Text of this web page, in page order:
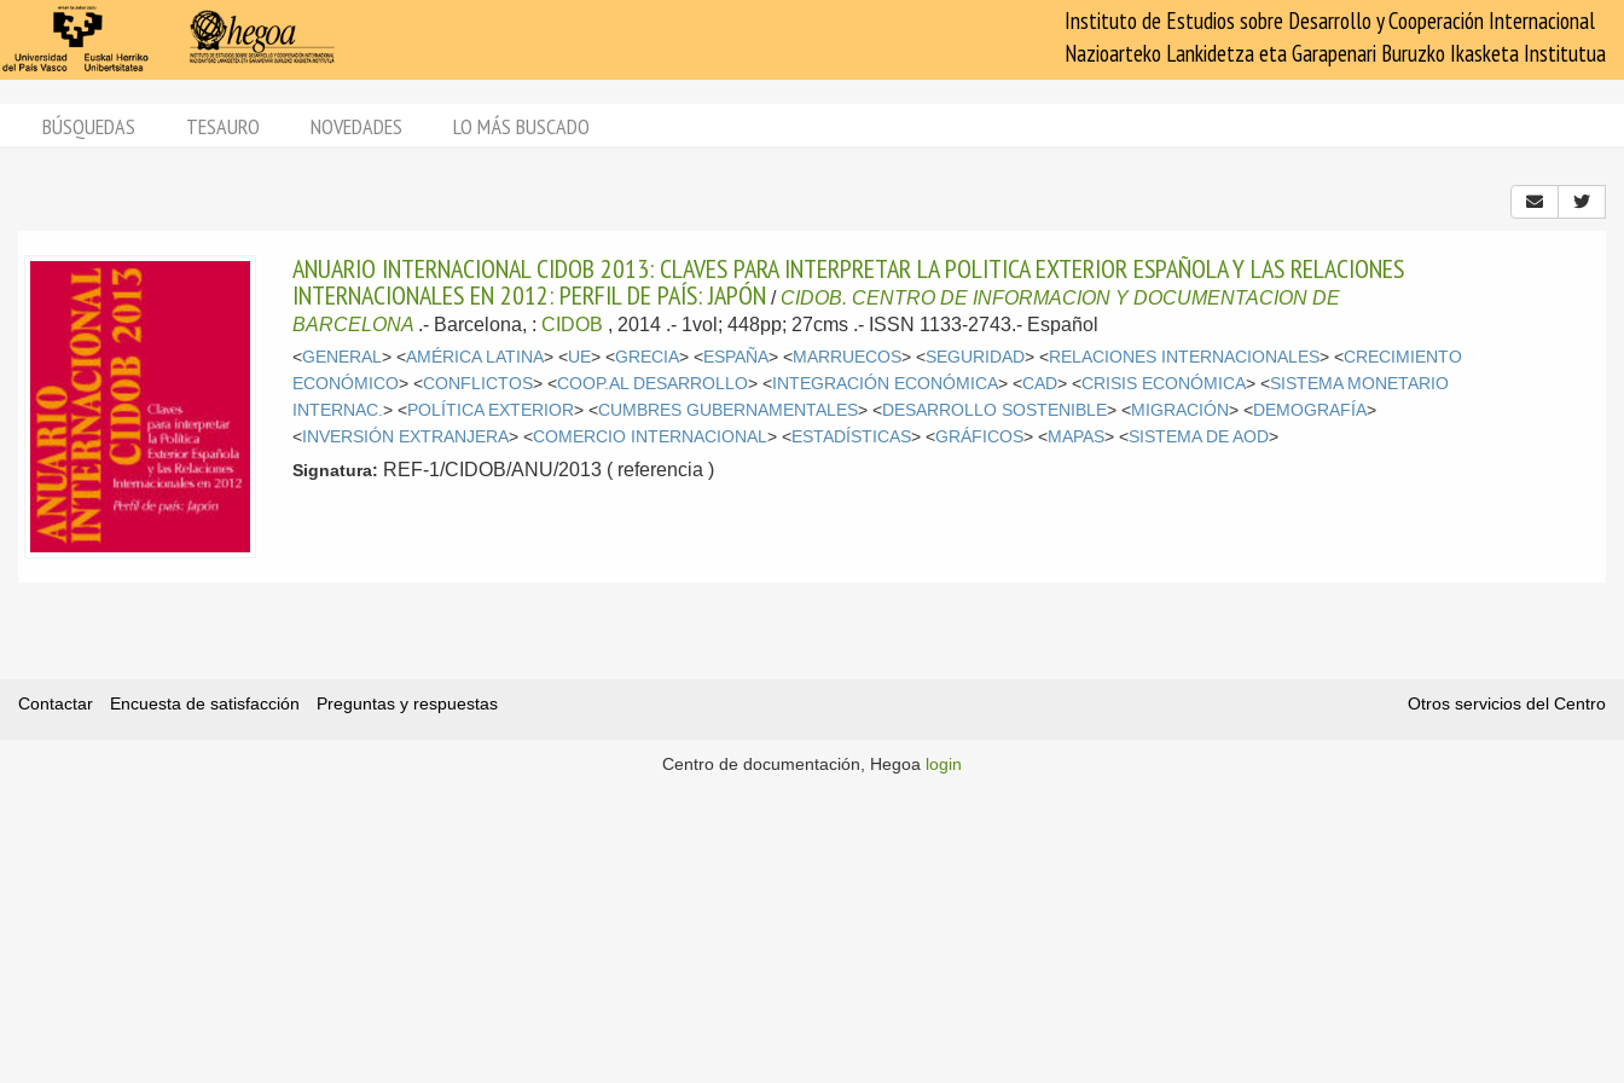
Instituto de Estudios sobre Desarrollo y Cooperación Internacional
Nazioarteko Lankidetza eta Garapenari Buruzko Ikasketa Institutua
BÚSQUEDAS TESAURO NOVEDADES LO MÁS BUSCADO
ANUARIO INTERNACIONAL CIDOB 2013: CLAVES PARA INTERPRETAR LA POLITICA EXTERIOR ESPAÑOLA Y LAS RELACIONES
INTERNACIONALES EN 2012: PERFIL DE PAÍS: JAPÓN / CIDOB. CENTRO DE INFORMACION Y DOCUMENTACION DE
BARCELONA .- Barcelona, :CIDOB , 2014 .- 1vol; 448pp; 27cms .- ISSN 1133-2743.- Español
<GENERAL> <AMÉRICA LATINA> <UE> <GRECIA> <ESPAÑA> <MARRUECOS> <SEGURIDAD> <RELACIONES INTERNACIONALES> <CRECIMIENTO
ECONÓMICO> <CONFLICTOS> <COOP.AL DESARROLLO> <INTEGRACIÓN ECONÓMICA> <CAD> <CRISIS ECONÓMICA> <SISTEMA MONETARIO
INTERNAC.> <POLÍTICA EXTERIOR> <CUMBRES GUBERNAMENTALES> <DESARROLLO SOSTENIBLE> <MIGRACIÓN> <DEMOGRAFÍA>
<INVERSIÓN EXTRANJERA> <COMERCIO INTERNACIONAL> <ESTADÍSTICAS> <GRÁFICOS> <MAPAS> <SISTEMA DE AOD>
Signatura: REF-1/CIDOB/ANU/2013 ( referencia )
Contactar Encuesta de satisfacción Preguntas y respuestas Otros servicios del Centro
Centro de documentación, Hegoa login